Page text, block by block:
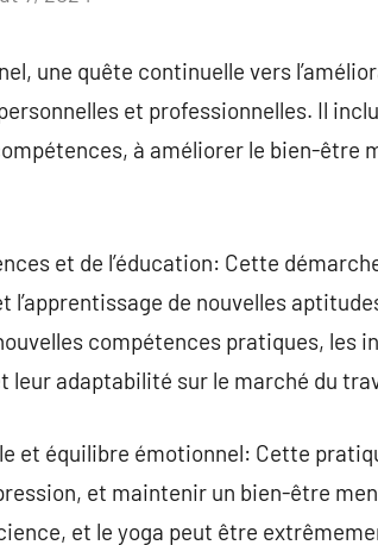
une quête continuelle vers
et professionnelles. Il
à améliorer le bien-être
et de l’éducation: Cette
l’apprentissage de nouvelles
compétences pratiques, les
leur adaptabilité sur le marché du
et équilibre émotionnel: Cette
et maintenir un bien-être
et le yoga peut être